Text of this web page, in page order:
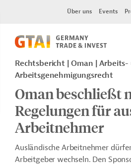
Über uns Events
Rechtsbericht Oman
Arbeits-
Arbeitsgenehmigungsrecht
Oman beschließt
Regelungen für
Arbeitnehmer
Ausländische Arbeitnehmer
Arbeitgeber wechseln. Den